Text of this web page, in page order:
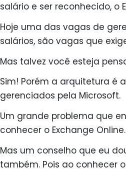
salário e ser reconhecido, o
Hoje uma das vagas de
salários, são vagas que
Mas talvez você esteja
Sim! Porém a arquitetura é
gerenciados pela Microsoft.
Um grande problema que
conhecer o Exchange Online.
Mas um conselho que eu
também. Pois ao conhecer